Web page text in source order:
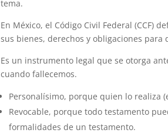
tema.
En México, el Código Civil Federal (CCF)
sus bienes, derechos y obligaciones para
Es un instrumento legal que se otorga
cuando fallecemos.
Personalísimo, porque quien lo realiza
Revocable, porque todo testamento
formalidades de un testamento.